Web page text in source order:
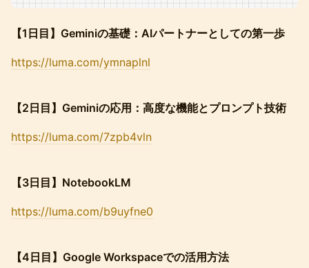
【1日目】Geminiの基礎：AIパートナーとしての第一歩
https://luma.com/ymnaplnl
【2日目】Geminiの応用：高度な機能とプロンプト技術
https://luma.com/7zpb4vln
【3日目】NotebookLM
https://luma.com/b9uyfne0
【4日目】Google Workspaceでの活用方法